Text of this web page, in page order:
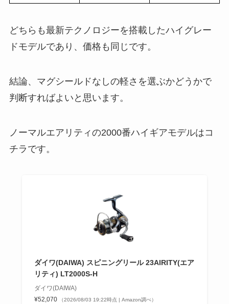
どちらも最新テクノロジーを搭載したハイグレー
ドモデルであり、価格も同じです。
結論、マグシールドなしの軽さを選ぶかどうかで
判断すればよいと思います。
ノーマルエアリティの2000番ハイギアモデルはコ
チラです。
ダイワ(DAIWA) スピニングリール 23AIRITY(エア
リティ) LT2000S-H
ダイワ(DAIWA)
¥52,070
（2026/08/03 19:22時点 | Amazon調べ）